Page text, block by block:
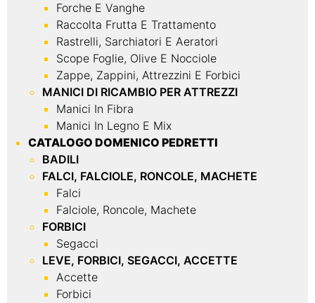
Forche E Vanghe
Raccolta Frutta E Trattamento
Rastrelli, Sarchiatori E Aeratori
Scope Foglie, Olive E Nocciole
Zappe, Zappini, Attrezzini E Forbici
MANICI DI RICAMBIO PER ATTREZZI
Manici In Fibra
Manici In Legno E Mix
CATALOGO DOMENICO PEDRETTI
BADILI
FALCI, FALCIOLE, RONCOLE, MACHETE
Falci
Falciole, Roncole, Machete
FORBICI
Segacci
LEVE, FORBICI, SEGACCI, ACCETTE
Accette
Forbici